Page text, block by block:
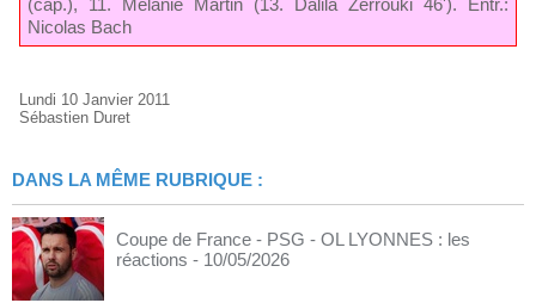
(cap.), 11. Mélanie Martin (13. Dalila Zerrouki 46'). Entr.:
Nicolas Bach
Lundi 10 Janvier 2011
Sébastien Duret
DANS LA MÊME RUBRIQUE :
Coupe de France - PSG - OL LYONNES : les
réactions - 10/05/2026